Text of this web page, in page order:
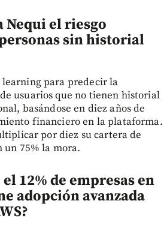
Nequi el riesgo
sin historial
para predecir la
usuarios que no tienen historial
basándose en diez años de
financiero en la plataforma.
por diez su cartera de
75% la mora.
12% de empresas en
adopción avanzada